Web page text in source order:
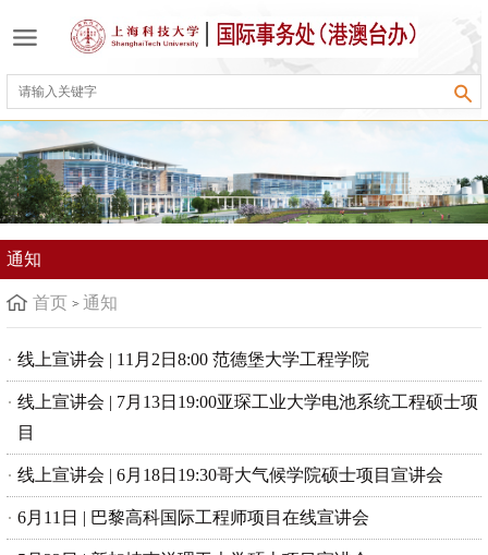
通知
首页 通知
线上宣讲会 | 11月2日8:00 范德堡大学工程学院
线上宣讲会 | 7月13日19:00亚琛工业大学电池系统工程硕士项
目
线上宣讲会 | 6月18日19:30哥大气候学院硕士项目宣讲会
6月11日 | 巴黎高科国际工程师项目在线宣讲会